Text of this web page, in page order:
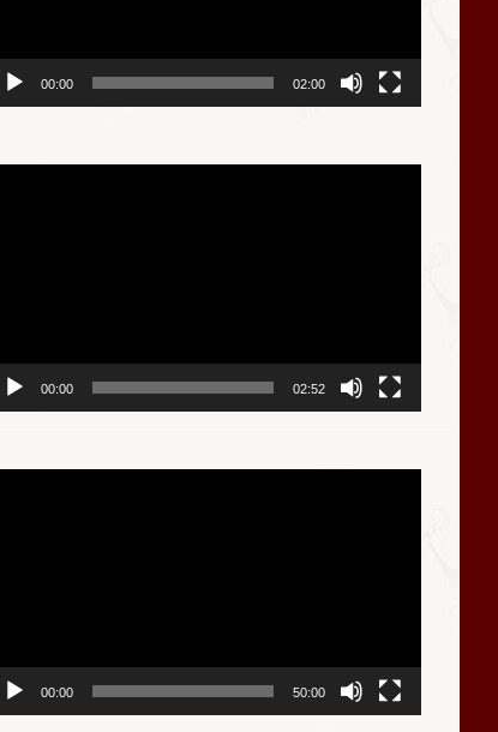
00:00 02:00
00:00 02:52
00:00 50:00